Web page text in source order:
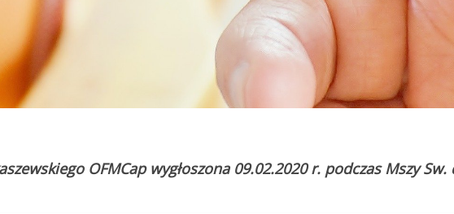
OFMCap wygłoszona 09.02.2020 r. podczas Mszy